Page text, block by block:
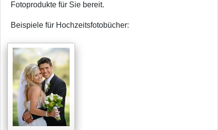
Fotoprodukte für Sie bereit.
Beispiele für Hochzeitsfotobücher: